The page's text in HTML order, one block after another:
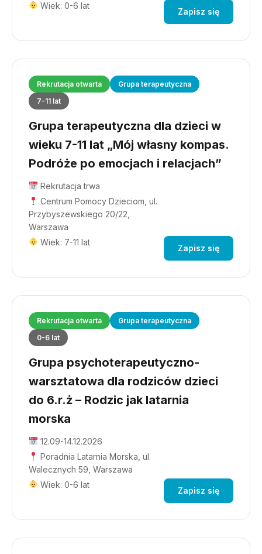
Wiek: 0-6 lat
Zapisz się
Rekrutacja otwarta
Grupa terapeutyczna
7-11 lat
Grupa terapeutyczna dla dzieci w
wieku 7-11 lat „Mój własny kompas.
Podróże po emocjach i relacjach”
Rekrutacja trwa
Centrum Pomocy Dzieciom, ul.
Przybyszewskiego 20/22,
Warszawa
Wiek: 7-11 lat
Zapisz się
Rekrutacja otwarta
Grupa terapeutyczna
0-6 lat
Grupa psychoterapeutyczno-
warsztatowa dla rodziców dzieci
do 6.r.ż – Rodzic jak latarnia
morska
12.09-14.12.2026
Poradnia Latarnia Morska, ul.
Walecznych 59, Warszawa
Wiek: 0-6 lat
Zapisz się